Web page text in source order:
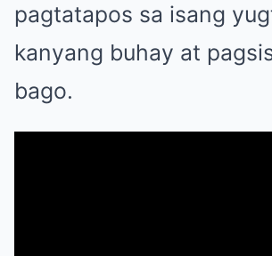
pagtatapos sa isang
kanyang buhay at
bago.